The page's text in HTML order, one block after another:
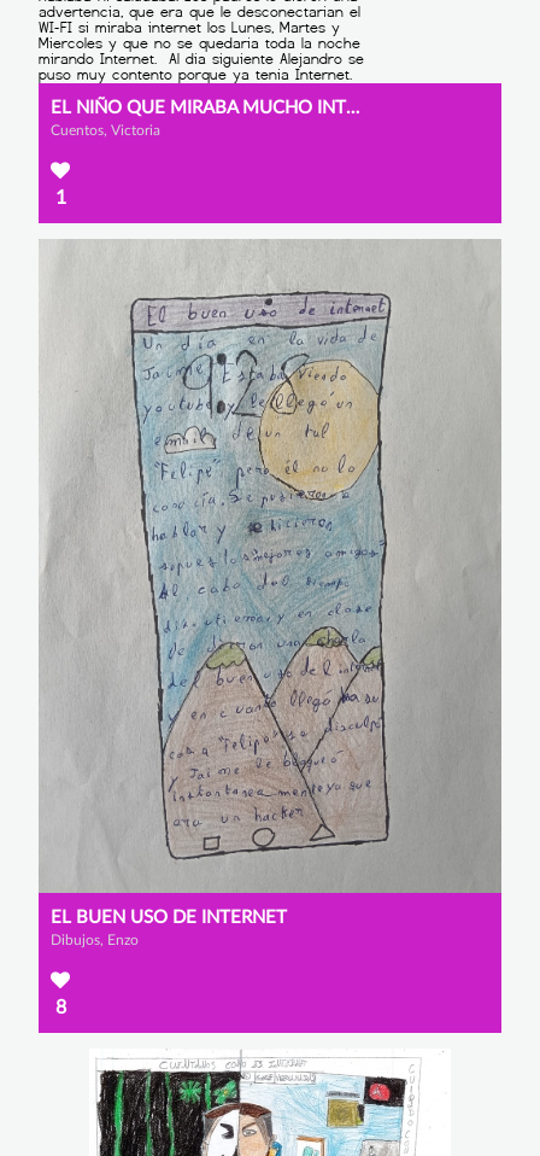
EL NIÑO QUE MIRABA MUCHO INTERNET
Cuentos, Victoria
1
EL BUEN USO DE INTERNET
Dibujos, Enzo
8